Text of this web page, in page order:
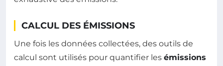
CALCUL DES ÉMISSIONS
Une fois les données collectées, des outils de
calcul sont utilisés pour quantifier les émissions